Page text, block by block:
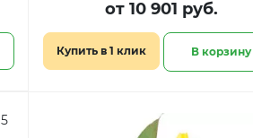
от 10 901 руб.
Купить в 1 клик В корзину
5